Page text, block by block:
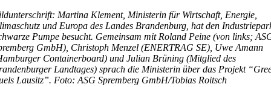
Martina Klement, Ministerin für Wirtschaft, Energie,
und Europa des Landes Brandenburg, hat den
Pumpe besucht. Gemeinsam mit Roland Peine (von links;
GmbH), Christoph Menzel (ENERTRAG SE), Uwe Amann
Containerboard) und Julian Brüning (Mitglied des
Landtages) sprach die Ministerin über das Projekt
Lausitz”. Foto: ASG Spremberg GmbH/Tobias Roitsch